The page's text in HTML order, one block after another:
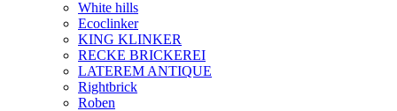
White hills
Ecoclinker
KING KLINKER
RECKE BRICKEREI
LATEREM ANTIQUE
Rightbrick
Roben